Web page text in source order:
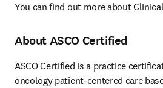
You can find out more about
About ASCO Certified
ASCO Certified is a practice
oncology patient-centered care